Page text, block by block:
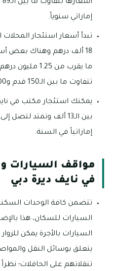
إماراتي سنوياً.
تبدأ أسعار استئجار المحلات
18 ألف درهم وهناك بعض
ما يقرب من 1.25
تتفاوت ما بين الـ150 قدم و7000 قدم مربع.
يمكنك استئجار مكتب في
إماراتياً في السنة.
مواقف السيارات
في نايف ديرة دبي
تتضمن كافة الوحدات
السيارات للسكان، هذا
السيارات بالأجرة يمكن
يتعلق بوسائل النقل
تنقلاتهم على الحافلات؛